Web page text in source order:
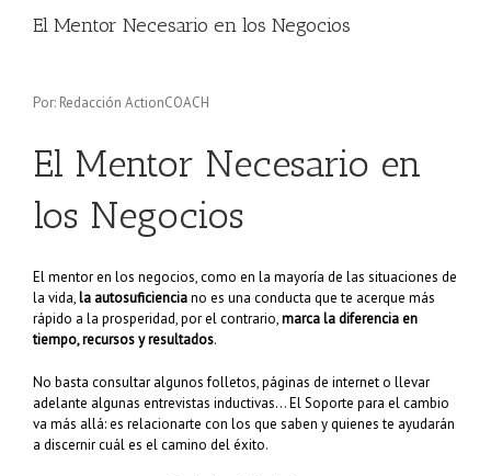
El Mentor Necesario en los Negocios
Por: Redacción ActionCOACH
El Mentor Necesario en
los Negocios
El mentor en los negocios, como en la mayoría de las situaciones de
la vida,la autosuficienciano es una conducta que te acerque más
rápido a la prosperidad, por el contrario,marca la diferencia en
tiempo, recursos y resultados.
No basta consultar algunos folletos, páginas de internet o llevar
adelante algunas entrevistas inductivas… El Soporte para el cambio
va más allá: es relacionarte con los que saben y quienes te ayudarán
a discernir cuál es el camino del éxito.